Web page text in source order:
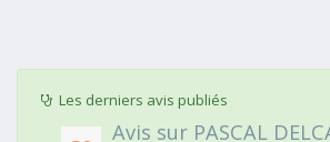
Les derniers avis publiés
Avis sur PASCAL